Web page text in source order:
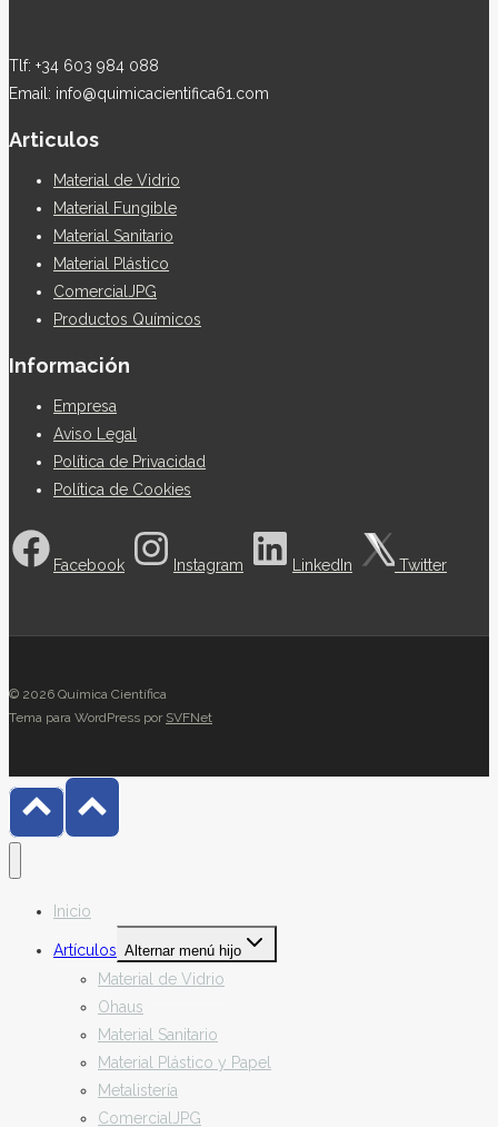
Tlf: +34 603 984 088
Email: info@quimicacientifica61.com
Articulos
Material de Vidrio
Material Fungible
Material Sanitario
Material Plástico
ComercialJPG
Productos Químicos
Información
Empresa
Aviso Legal
Política de Privacidad
Política de Cookies
Facebook Instagram LinkedIn Twitter
© 2026 Química Científica
Tema para WordPress por SVFNet
Inicio
Artículos Alternar menú hijo
Material de Vidrio
Ohaus
Material Sanitario
Material Plástico y Papel
Metalistería
ComercialJPG